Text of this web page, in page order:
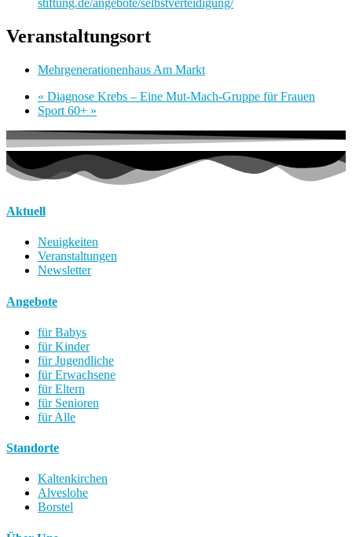
stiftung.de/angebote/selbstverteidigung/
Veranstaltungsort
Mehrgenerationenhaus Am Markt
« Diagnose Krebs – Eine Mut-Mach-Gruppe für Frauen
Sport 60+ »
Aktuell
Neuigkeiten
Veranstaltungen
Newsletter
Angebote
für Babys
für Kinder
für Jugendliche
für Erwachsene
für Eltern
für Senioren
für Alle
Standorte
Kaltenkirchen
Alveslohe
Borstel